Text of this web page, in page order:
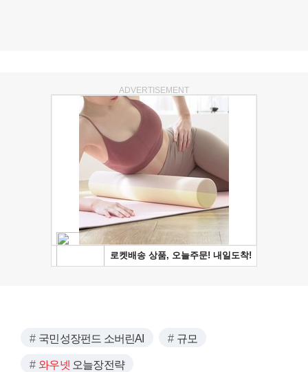
ADVERTISEMENT
국민성장펀드 소버린AI 규모
와우넷 오늘장전략